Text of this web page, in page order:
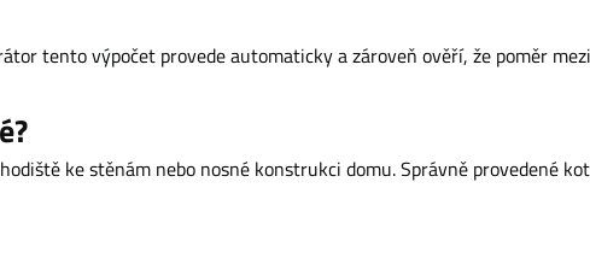
tento výpočet provede automaticky a zároveň ověří, že poměr
ke stěnám nebo nosné konstrukci domu. Správně provedené